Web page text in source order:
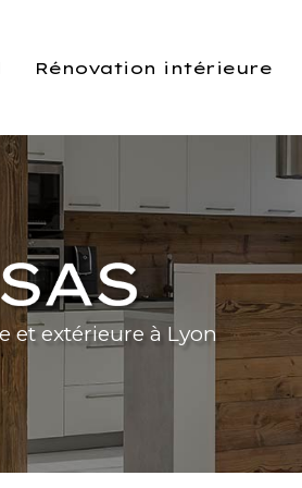
Rénovation intérieure
et extérieure à Lyon